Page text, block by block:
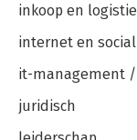
inkoop en
internet en
it-management
juridisch